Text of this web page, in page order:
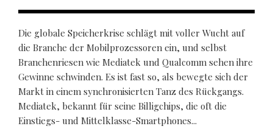
Die globale Speicherkrise schlägt mit voller Wucht auf
die Branche der Mobilprozessoren ein, und selbst
Branchenriesen wie Mediatek und Qualcomm sehen ihre
Gewinne schwinden. Es ist fast so, als bewegte sich der
Markt in einem synchronisierten Tanz des Rückgangs.
Mediatek, bekannt für seine Billigchips, die oft die
Einstiegs- und Mittelklasse-Smartphones...